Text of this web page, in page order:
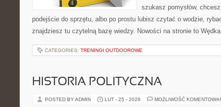
szukasz pomysłów,
podejście do sprzętu, albo po prostu lubisz czytać o wodzie,
znajdziesz tu czytelną bazę wiedzy. Nowości na stronie to
CATEGORIES: TRENINGI OUTDOOROWE
HISTORIA POLITYCZNA
POSTED BY ADMIN LUT - 25 - 2026 MOŻLIWOŚĆ